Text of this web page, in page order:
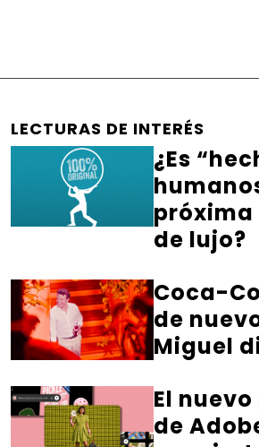
LECTURAS DE INTERÉS
¿Es
de lujo?
Coca-
de
Miguel
El
de